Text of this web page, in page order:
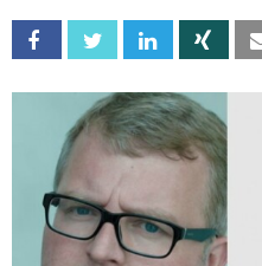
Facebook Twitter Linkedin Xing